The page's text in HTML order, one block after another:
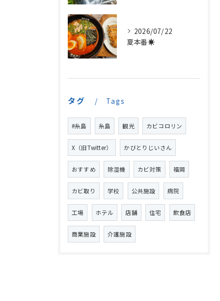
2026/07/22
夏本番☀️
タグ Tags
#糸島 糸島 観光 カビコロリン
X（旧Twitter） かびとりじいさん
おすすめ 除湿機 カビ対策 福岡
カビ取り 学校 公共施設 病院
工場 ホテル 店舗 住宅 飲食店
商業施設 介護施設